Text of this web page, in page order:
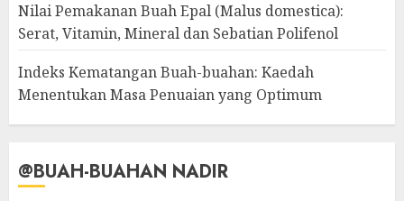
Nilai Pemakanan Buah Epal (Malus domestica):
Serat, Vitamin, Mineral dan Sebatian Polifenol
Indeks Kematangan Buah-buahan: Kaedah
Menentukan Masa Penuaian yang Optimum
@BUAH-BUAHAN NADIR